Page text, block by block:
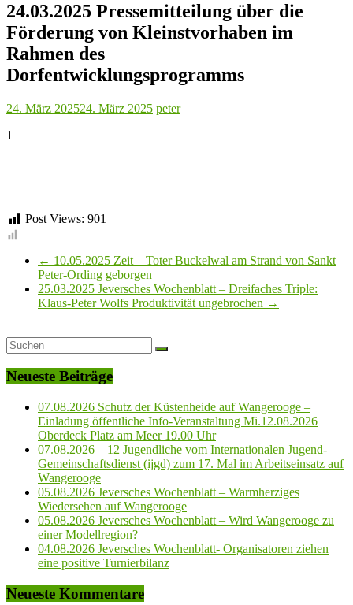
24.03.2025 Pressemitteilung über die
Förderung von Kleinstvorhaben im
Rahmen des
Dorfentwicklungsprogramms
24. März 202524. März 2025 peter
1
Post Views: 901
← 10.05.2025 Zeit – Toter Buckelwal am Strand von Sankt
Peter-Ording geborgen
25.03.2025 Jeversches Wochenblatt – Dreifaches Triple:
Klaus-Peter Wolfs Produktivität ungebrochen →
Neueste Beiträge
07.08.2026 Schutz der Küstenheide auf Wangerooge –
Einladung öffentliche Info-Veranstaltung Mi.12.08.2026
Oberdeck Platz am Meer 19.00 Uhr
07.08.2026 – 12 Jugendliche vom Internationalen Jugend-
Gemeinschaftsdienst (ijgd) zum 17. Mal im Arbeitseinsatz auf
Wangerooge
05.08.2026 Jeversches Wochenblatt – Warmherziges
Wiedersehen auf Wangerooge
05.08.2026 Jeversches Wochenblatt – Wird Wangerooge zu
einer Modellregion?
04.08.2026 Jeversches Wochenblatt- Organisatoren ziehen
eine positive Turnierbilanz
Neueste Kommentare